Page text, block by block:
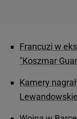
Francuzi w
"Koszmar
Kamery